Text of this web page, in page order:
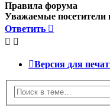
Правила форума
Уважаемые посетители
Ответить
Версия для